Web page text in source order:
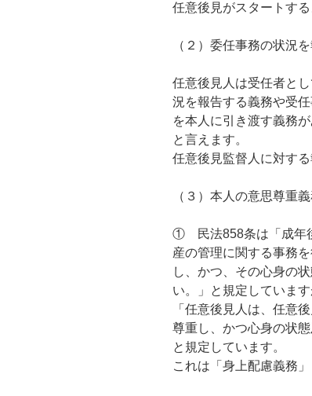
任意後見がスタートす
（２）委任事務の状況
任意後見人は受任者と
況を報告する義務や受
を本人に引き渡す義務
と言えます。
任意後見監督人に対す
（３）本人の意思尊重
① 民法858条は「成年
産の管理に関する事務
し、かつ、その心身の
い。」と規定していま
「任意後見人は、任意
尊重し、かつ心身の状
と規定しています。
これは「身上配慮義務